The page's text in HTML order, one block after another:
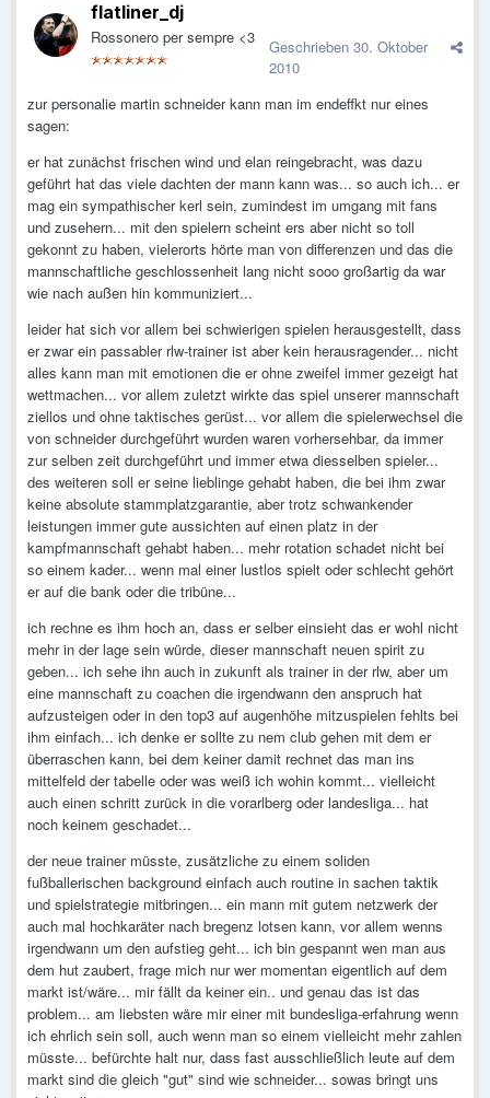
flatliner_dj
Rossonero per sempre <3 Geschrieben 30. Oktober
2010
zur personalie martin schneider kann man im endeffkt nur eines
sagen:
er hat zunächst frischen wind und elan reingebracht, was dazu
geführt hat das viele dachten der mann kann was... so auch ich... er
mag ein sympathischer kerl sein, zumindest im umgang mit fans
und zusehern... mit den spielern scheint ers aber nicht so toll
gekonnt zu haben, vielerorts hörte man von differenzen und das die
mannschaftliche geschlossenheit lang nicht sooo großartig da war
wie nach außen hin kommuniziert...
leider hat sich vor allem bei schwierigen spielen herausgestellt, dass
er zwar ein passabler rlw-trainer ist aber kein herausragender... nicht
alles kann man mit emotionen die er ohne zweifel immer gezeigt hat
wettmachen... vor allem zuletzt wirkte das spiel unserer mannschaft
ziellos und ohne taktisches gerüst... vor allem die spielerwechsel die
von schneider durchgeführt wurden waren vorhersehbar, da immer
zur selben zeit durchgeführt und immer etwa diesselben spieler...
des weiteren soll er seine lieblinge gehabt haben, die bei ihm zwar
keine absolute stammplatzgarantie, aber trotz schwankender
leistungen immer gute aussichten auf einen platz in der
kampfmannschaft gehabt haben... mehr rotation schadet nicht bei
so einem kader... wenn mal einer lustlos spielt oder schlecht gehört
er auf die bank oder die tribüne...
ich rechne es ihm hoch an, dass er selber einsieht das er wohl nicht
mehr in der lage sein würde, dieser mannschaft neuen spirit zu
geben... ich sehe ihn auch in zukunft als trainer in der rlw, aber um
eine mannschaft zu coachen die irgendwann den anspruch hat
aufzusteigen oder in den top3 auf augenhöhe mitzuspielen fehlts bei
ihm einfach... ich denke er sollte zu nem club gehen mit dem er
überraschen kann, bei dem keiner damit rechnet das man ins
mittelfeld der tabelle oder was weiß ich wohin kommt... vielleicht
auch einen schritt zurück in die vorarlberg oder landesliga... hat
noch keinem geschadet...
der neue trainer müsste, zusätzliche zu einem soliden
fußballerischen background einfach auch routine in sachen taktik
und spielstrategie mitbringen... ein mann mit gutem netzwerk der
auch mal hochkaräter nach bregenz lotsen kann, vor allem wenns
irgendwann um den aufstieg geht... ich bin gespannt wen man aus
dem hut zaubert, frage mich nur wer momentan eigentlich auf dem
markt ist/wäre... mir fällt da keiner ein.. und genau das ist das
problem... am liebsten wäre mir einer mit bundesliga-erfahrung wenn
ich ehrlich sein soll, auch wenn man so einem vielleicht mehr zahlen
müsste... befürchte halt nur, dass fast ausschließlich leute auf dem
markt sind die gleich "gut" sind wie schneider... sowas bringt uns